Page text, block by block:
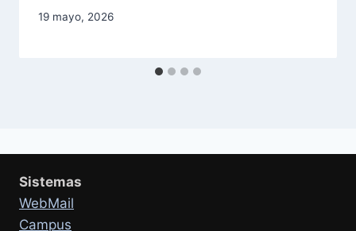
19 mayo, 2026
Sistemas
WebMail
Campus